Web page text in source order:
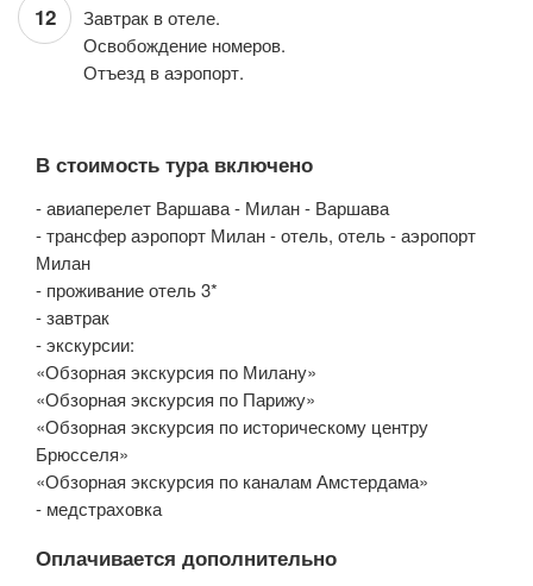
12
Завтрак в отеле.
Освобождение номеров.
Отъезд в аэропорт.
В стоимость тура включено
- авиаперелет Варшава - Милан - Варшава
- трансфер аэропорт Милан - отель, отель - аэропорт
Милан
- проживание отель 3*
- завтрак
- экскурсии:
«Обзорная экскурсия по Милану»
«Обзорная экскурсия по Парижу»
«Обзорная экскурсия по историческому центру
Брюсселя»
«Обзорная экскурсия по каналам Амстердама»
- медстраховка
Оплачивается дополнительно